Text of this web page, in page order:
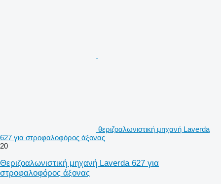
θεριζοαλωνιστική μηχανή Laverda
627 για στροφαλοφόρος άξονας
20
Θεριζοαλωνιστική μηχανή Laverda 627 για
στροφαλοφόρος άξονας